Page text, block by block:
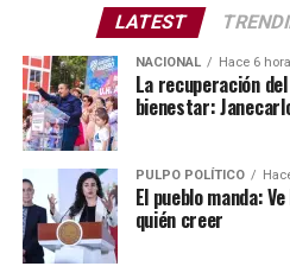
LATEST
NACIONAL Hace 6
La recuperación
bienestar:
PULPO POLÍTICO
El pueblo manda:
quién creer